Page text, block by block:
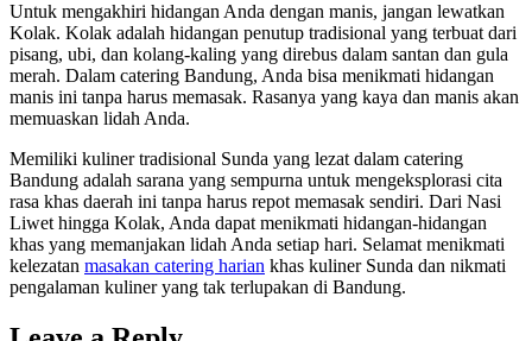
Untuk mengakhiri hidangan Anda dengan manis, jangan lewatkan
Kolak. Kolak adalah hidangan penutup tradisional yang terbuat dari
pisang, ubi, dan kolang-kaling yang direbus dalam santan dan gula
merah. Dalam catering Bandung, Anda bisa menikmati hidangan
manis ini tanpa harus memasak. Rasanya yang kaya dan manis akan
memuaskan lidah Anda.
Memiliki kuliner tradisional Sunda yang lezat dalam catering
Bandung adalah sarana yang sempurna untuk mengeksplorasi cita
rasa khas daerah ini tanpa harus repot memasak sendiri. Dari Nasi
Liwet hingga Kolak, Anda dapat menikmati hidangan-hidangan
khas yang memanjakan lidah Anda setiap hari. Selamat menikmati
kelezatan masakan catering harian khas kuliner Sunda dan nikmati
pengalaman kuliner yang tak terlupakan di Bandung.